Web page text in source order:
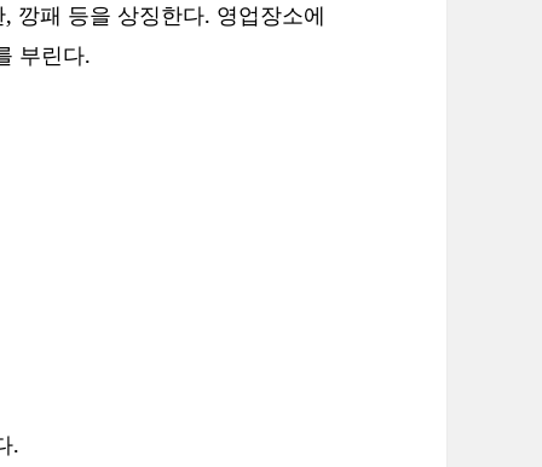
깡패 등을 상징한다. 영업장소에
부린다.
.